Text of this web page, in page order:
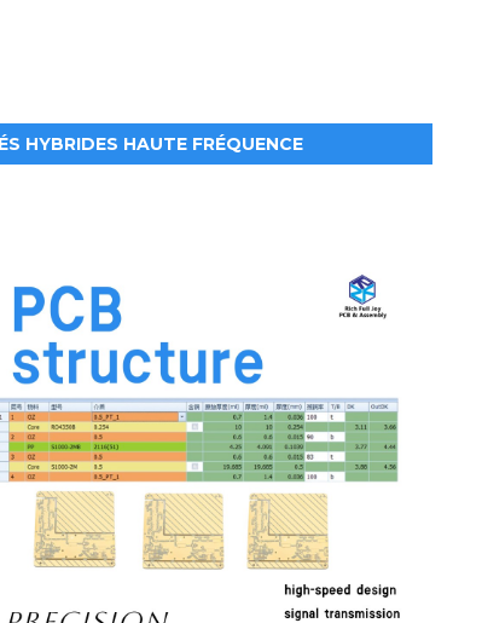
HYBRIDES HAUTE FRÉQUENCE